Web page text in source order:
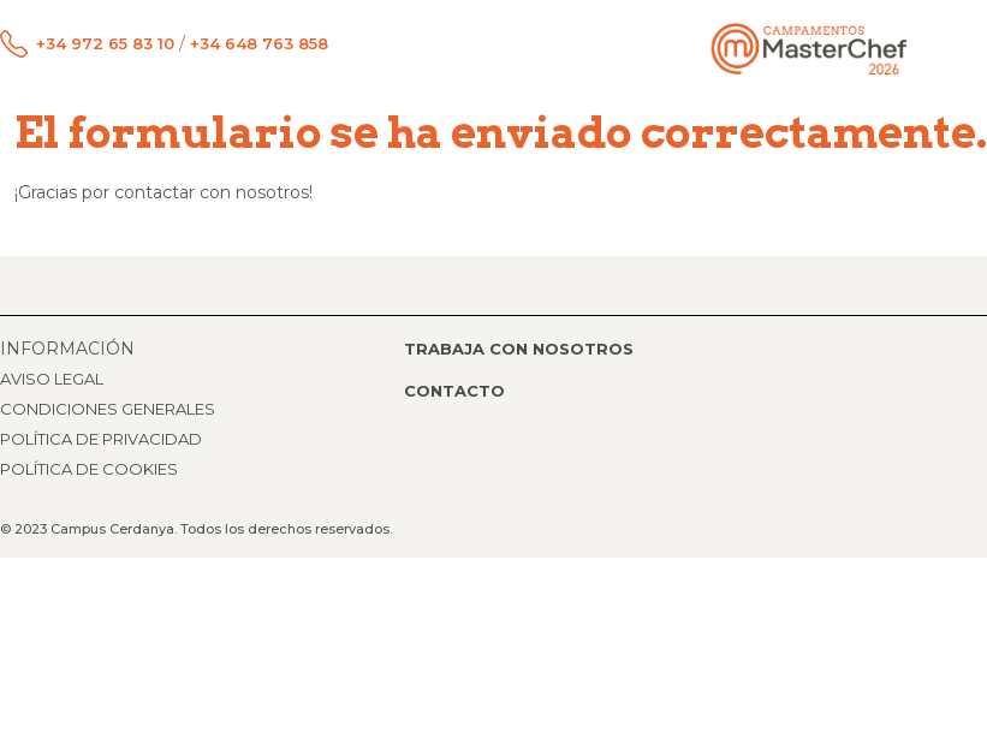
+34 972 65 83 10 / +34 648 763 858
El formulario se ha enviado correctamente.
¡Gracias por contactar con nosotros!
INFORMACIÓN
AVISO LEGAL
CONDICIONES GENERALES
POLÍTICA DE PRIVACIDAD
POLÍTICA DE COOKIES
TRABAJA CON NOSOTROS
CONTACTO
© 2023 Campus Cerdanya. Todos los derechos reservados.